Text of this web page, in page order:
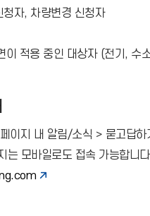
자, 차량변경 신청자
적용 중인 대상자 (전기, 수
이지 내 알림/소식 > 묻고답하
는 모바일로도 접속 가능합니